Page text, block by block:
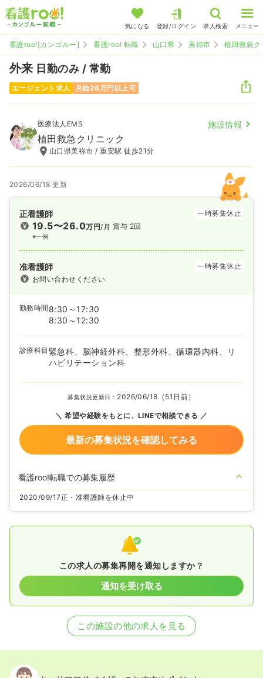
気になる 登録/ログイン 求人検索 メニュー
看護roo![カンゴルー] 看護roo! 転職 山口県 美祢市 植田救急
外来 日勤のみ / 常勤
エージェント求人 月給26万円以上可
医療法人EMS 施設情報
植田救急クリニック
山口県美祢市 / 重安駅 徒歩21分
2026/06/18 更新
正看護師 一時募集休止
19.5〜26.0万円/月
※一例
賞与 2回
准看護師
一時募集休止
お問い合わせください
勤務時間 8:30～17:30
8:30～12:30
診療科目 緊急科、脳神経外科、整形外科、循環器内科、リ
ハビリテーション科
募集状況更新日： 2026/06/18（51日前）
希望や経験をもとに、LINEで相談できる
最新の募集状況を確認してみる
看護roo!転職での募集履歴
2020/09/17正・准看護師を休止中
この求人の募集再開を通知しますか？
通知を受け取る
この施設の他の求人を見る